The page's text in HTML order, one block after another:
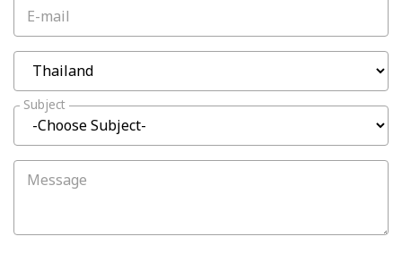
E-mail
Subject
Message